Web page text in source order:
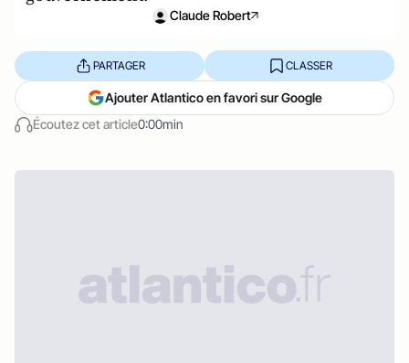
Claude Robert
Écoutez cet article0:00min
PARTAGER CLASSER
Ajouter Atlantico en favori sur Google